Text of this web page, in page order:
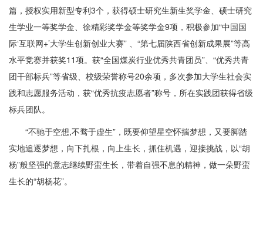
篇，授权实用新型专利3个，获得硕士研究生新生奖学金、硕士研究
生学业一等奖学金、徐精彩奖学金等奖学金9项，积极参加“中国国
际‘互联网+’大学生创新创业大赛” 、“第七届陕西省创新成果展”等高
水平竞赛并获奖11项。获“全国煤炭行业优秀共青团员”、“优秀共青
团干部标兵”等省级、校级荣誉称号20余项，多次参加大学生社会实
践和志愿服务活动，获“优秀抗疫志愿者”称号，所在实践团获得省级
标兵团队。
“不驰于空想,不骛于虚生”，既要仰望星空怀揣梦想，又要脚踏
实地追逐梦想，向下扎根，向上生长，抓住机遇，迎接挑战，以“胡
杨”般坚强的意志继续野蛮生长，带着自强不息的精神，做一朵野蛮
生长的“胡杨花”。